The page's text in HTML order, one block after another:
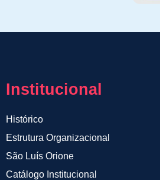
Institucional
Histórico
Estrutura Organizacional
São Luís Orione
Catálogo Institucional